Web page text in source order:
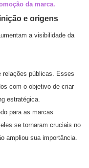
da marca.
e origens
relações públicas. Esses
com o objetivo de criar
estratégica.
para as marcas
se tornaram cruciais no
ampliou sua importância.